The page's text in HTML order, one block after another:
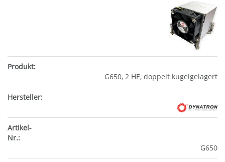
G650, 2 HE, doppelt kugelgelagert
G650